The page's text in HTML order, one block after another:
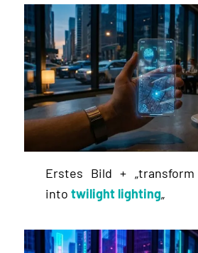
Erstes Bild +
intotwilight lighting„